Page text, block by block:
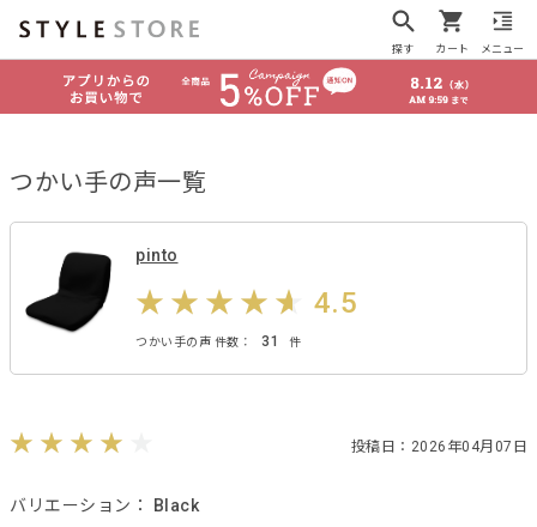
探す カート メニュー
つかい手の声一覧
pinto
4.5
つかい手の声 件数： 31 件
投稿日：2026年04月07日
バリエーション： Black